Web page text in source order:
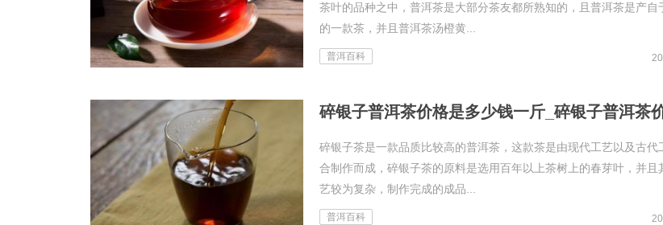
茶叶的品种之中，普洱茶是大部分茶友都所熟知的，且普洱茶是产自
的一款茶，并且普洱茶汤橙黄...
普洱百科
碎银子茶是一款品质比较高的普洱茶，这款茶是由现代工艺以及古代
合制作而成，碎银子茶的原料是选用百年以上茶树上的春芽叶，并且
艺较为复杂，制作完成的成品...
普洱百科